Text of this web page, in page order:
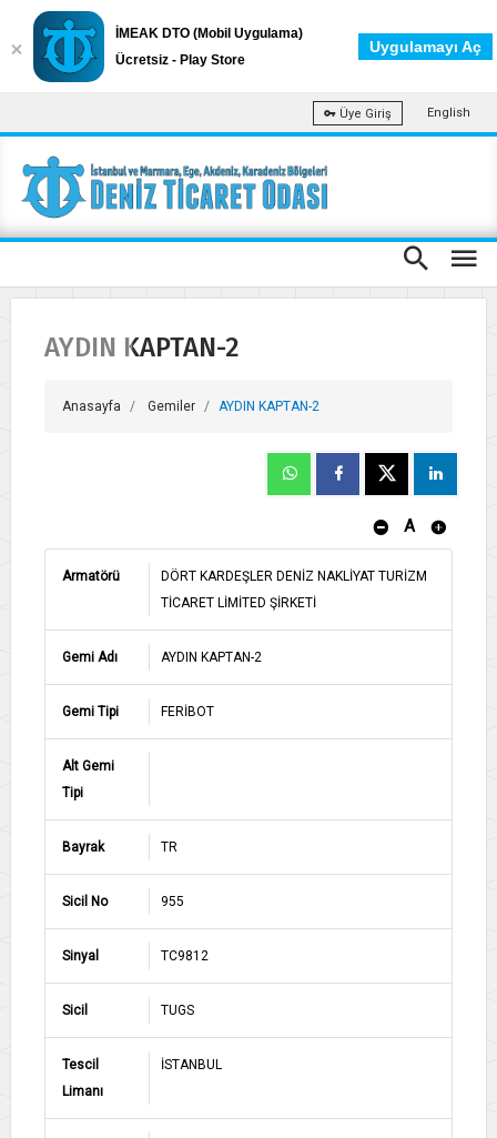
Üye Giriş English
AYDIN KAPTAN-2
Anasayfa Gemiler AYDIN KAPTAN-2
A
Armatörü
DÖRT KARDEŞLER DENİZ NAKLİYAT TURİZM
TİCARET LİMİTED ŞİRKETİ
Gemi Adı AYDIN KAPTAN-2
Gemi Tipi FERİBOT
Alt Gemi
Tipi
Bayrak TR
Sicil No 955
Sinyal TC9812
Sicil TUGS
Tescil
Limanı
İSTANBUL
İMEAK DTO (Mobil Uygulama)
Ücretsiz - Play Store
Uygulamayı Aç